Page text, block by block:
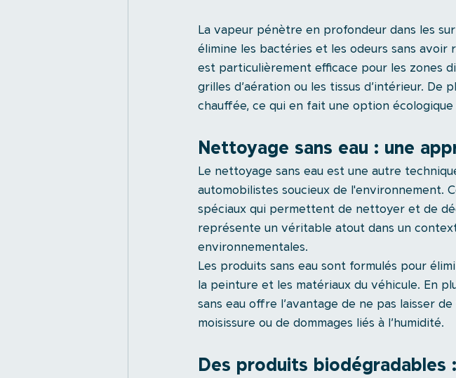
La vapeur pénètre en profondeur dans les
élimine les bactéries et les odeurs sans avoir
est particulièrement efficace pour les zones
grilles d’aération ou les tissus d’intérieur. De
chauffée, ce qui en fait une option
Nettoyage sans eau : une
Le nettoyage sans eau est une autre
automobilistes soucieux de l'environnement.
spéciaux qui permettent de nettoyer et de
représente un véritable atout dans un
environnementales.
Les produits sans eau sont formulés pour
la peinture et les matériaux du véhicule. En
sans eau offre l’avantage de ne pas laisser
moisissure ou de dommages liés à l’humidité.
Des produits biodégradables